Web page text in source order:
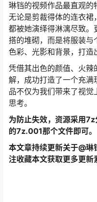
琳铛的视频作品最直观的
无论是剪裁得体的连衣裙
都被她演绎得淋漓尽致。
搭的堆砌，而是将服装与
色彩、光影和背景，打造
凭借其出色的颜值、火辣
解，成功打造了一个充
品不仅为我们带来了视
思考。
为防止失效，资源采用
的7z.001那个文件即可。
本文章持续更新关于@
注收藏本文获取更多更新